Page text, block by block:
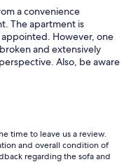
a convenience
The apartment is
However, one
and extensively
Also, be aware
courtyard that was
from the restaurant on
day.
time to leave us a review.
and overall condition of
regarding the sofa and